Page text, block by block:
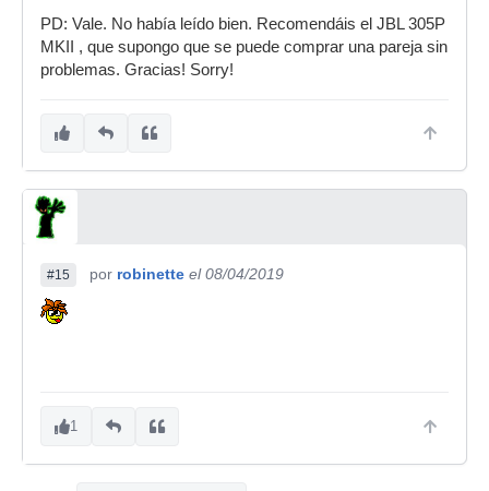
PD: Vale. No había leído bien. Recomendáis el JBL 305P
MKII , que supongo que se puede comprar una pareja sin
problemas. Gracias! Sorry!
#15 por robinette el 08/04/2019
1